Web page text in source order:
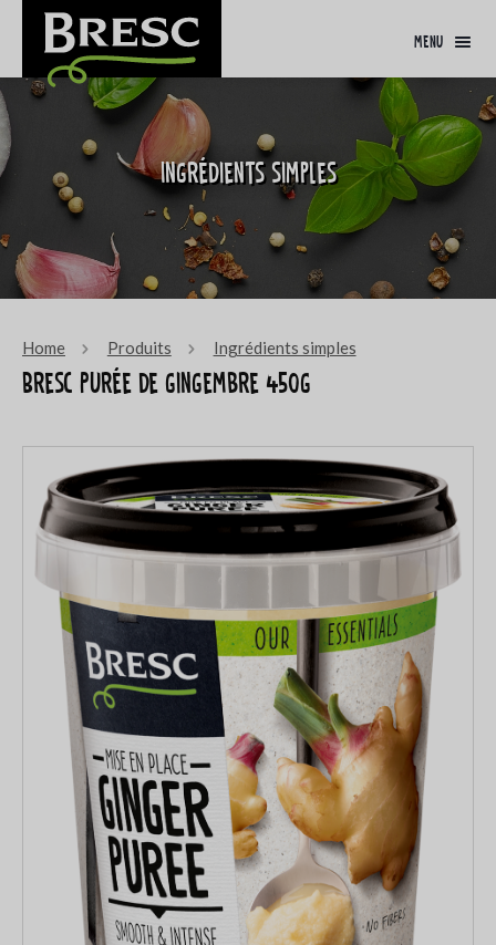
menu
Ingrédients simples
Home Produits Ingrédients simples
Bresc Purée de gingembre 450g